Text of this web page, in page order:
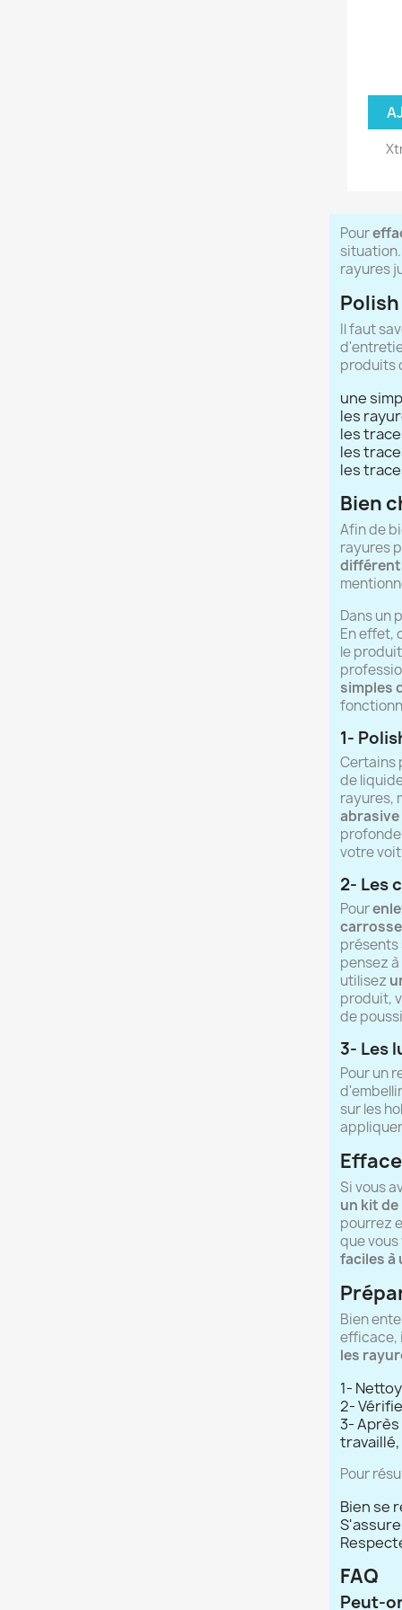
Pour
rayures
Il faut
produits
une
les
les
les
les
Bien
Afin de
rayures
Dans un
En effet,
le
simples
1-
Certains
de
rayures,
abrasive
votre
2- Les
Pour
pensez
utilisez
produit,
de
3- Les
Pour un
sur les
Si vous
un kit
pourrez
que
faciles à
Bien
efficace,
les
1-
2-
3-
travaillé,
Pour
Bien se
FAQ
Peut-